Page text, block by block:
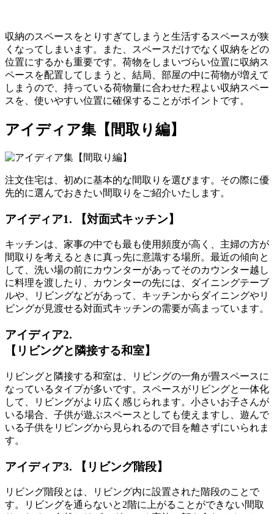
収納のスペースをとりすぎてしまうと生活するスペースが狭
く なってしまいます。また、スペースだけでなく収納をどの
位置にするかも重要です。荷物をしまいづらい位置に収納ス
ペースを配置してしまうと、結局、部屋の中に荷物が増えて
しまうので、持っている荷物量に合わせた程よい収納スペー
スを、使いやすい位置に確保することがポイントです。
アイディア集【間取り編】
注文住宅は、初めに基本的な間取りを選びます。その際に優
先的に選んでおきたい間取りをご紹介いたします。
アイディア1. 【対面式キッチン】
キッチンは、家事の中でも最も使用頻度が高く、主婦の方が
間取りを考えるときに真っ先に意識する場所。最近の傾向と
して、洗い場の前にカウンターがあってそのカウンター越し
に料理を渡したり、カウンターの先には、ダイニングテーブ
ルや、リビングなどがあって、キッチンからダイニングやリ
ビングが見渡せる対面式キッチンの需要が高まっています。
アイディア2.
【リビングと隣接する和室】
リビングと隣接する和室は、リビングの一角が畳スペースに
なっているタイプが多いです。スペースがリビングと一体化
して、リビングがより広く感じられます。小さいお子さんが
いる場合、子供が遊ぶスペースとしても使えますし、 遊んで
いる子供をリビングから見られるので目を離さずにいられま
す。
アイディア3. 【リビング階段】
リビング階段とは、リビング内に設置された階段のことで
す。リビングを通らないと2階に上がることができない間取